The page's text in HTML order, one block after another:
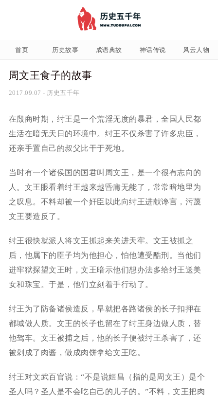
首页 历史故事 成语典故 神话传说 风云人物
周文王食子的故事
2017.09.07 - 历史五千年
在殷商时期，纣王是一个荒淫无度的暴君，全国人民都
生活在暗无天日的环境中。纣王不仅杀害了许多忠臣，
还亲手置自己的叔父比干于死地。
当时有一个诸侯国的国君叫周文王，是一个很有志向的
人。文王眼看着纣王越来越昏庸无能了，常常暗地里为
之叹息。不料却被一个奸臣以此向纣王进献谗言，污蔑
文王要造反了。
纣王很快就派人将文王抓起来关进天牢。文王被抓之
后，他属下的臣子均为他担心，怕他遭受酷刑。当他们
进牢狱探望文王时，文王暗示他们想办法多给纣王送美
女和珠宝。于是，他们立刻着手行动了。
纣王为了防备诸侯造反，早就把各路诸侯的长子扣押在
都城做人质。文王的长子也留在了纣王身边做人质，替
他驾车。文王被捕之后，他的长子便被纣王杀害了，还
被剁成了肉酱，做成肉饼拿给文王吃。
纣王对文武百官说：“不是说姬昌（指的是周文王）是个
圣人吗？圣人是不会吃自己的儿子的。”不料，文王把肉